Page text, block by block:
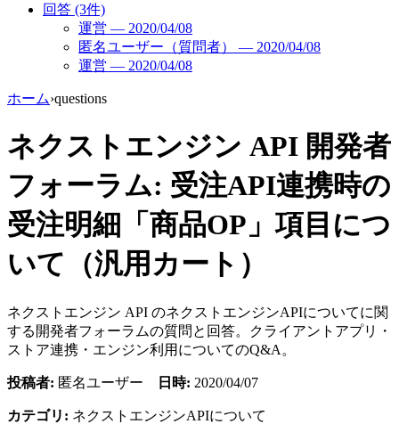
回答 (3件)
運営 — 2020/04/08
匿名ユーザー（質問者） — 2020/04/08
運営 — 2020/04/08
ホーム›questions
ネクストエンジン API 開発者
フォーラム: 受注API連携時の
受注明細「商品OP」項目につ
いて（汎用カート）
ネクストエンジン API のネクストエンジンAPIについてに関
する開発者フォーラムの質問と回答。クライアントアプリ・
ストア連携・エンジン利用についてのQ&A。
投稿者: 匿名ユーザー 日時: 2020/04/07
カテゴリ: ネクストエンジンAPIについて